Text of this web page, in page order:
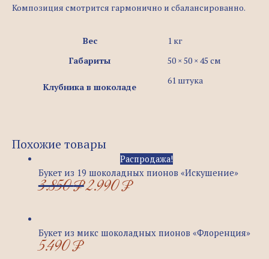
Композиция смотрится гармонично и сбалансированно.
Вес
1 кг
Габариты
50 × 50 × 45 см
Клубника в шоколаде
61 штука
Похожие товары
Распродажа!
Букет из 19 шоколадных пионов «Искушение»
3.850₽2.990₽
Букет из микс шоколадных пионов «Флоренция»
5.490₽